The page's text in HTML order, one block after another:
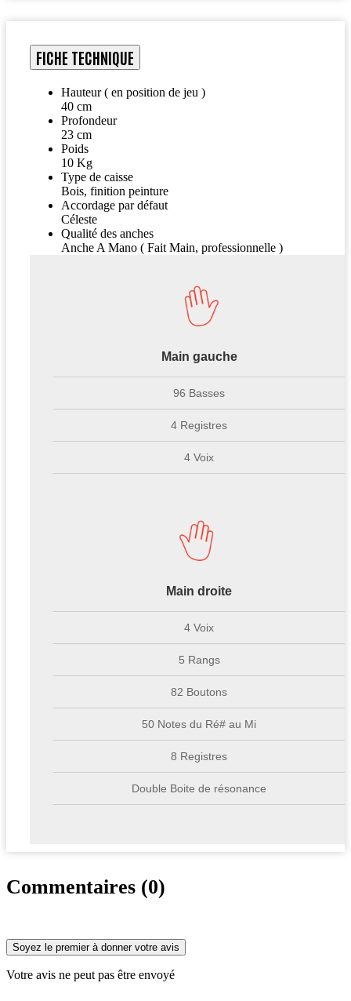
FICHE TECHNIQUE
Hauteur ( en position de jeu )
40 cm
Profondeur
23 cm
Poids
10 Kg
Type de caisse
Bois, finition peinture
Accordage par défaut
Céleste
Qualité des anches
Anche A Mano ( Fait Main, professionnelle )
Main gauche
96 Basses
4 Registres
4 Voix
Main droite
4 Voix
5 Rangs
82 Boutons
50 Notes du Ré# au Mi
8 Registres
Double Boite de résonance
Commentaires (0)
Soyez le premier à donner votre avis
Votre avis ne peut pas être envoyé